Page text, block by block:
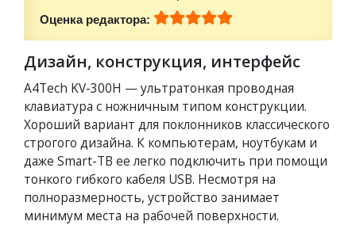
Оценка редактора:
Дизайн, конструкция, интерфейс
A4Tech KV-300H — ультратонкая проводная
клавиатура с ножничным типом конструкции.
Хороший вариант для поклонников классического
строгого дизайна. К компьютерам, ноутбукам и
даже Smart-ТВ ее легко подключить при помощи
тонкого гибкого кабеля USB. Несмотря на
полноразмерность, устройство занимает
минимум места на рабочей поверхности.